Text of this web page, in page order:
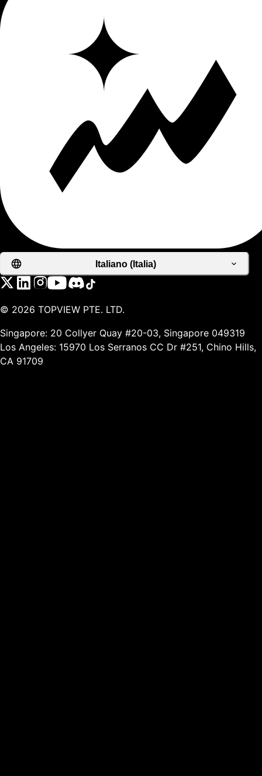
Italiano (Italia)
© 2026 TOPVIEW PTE. LTD.
Singapore: 20 Collyer Quay #20-03, Singapore 049319
Los Angeles: 15970 Los Serranos CC Dr #251, Chino Hills,
CA 91709